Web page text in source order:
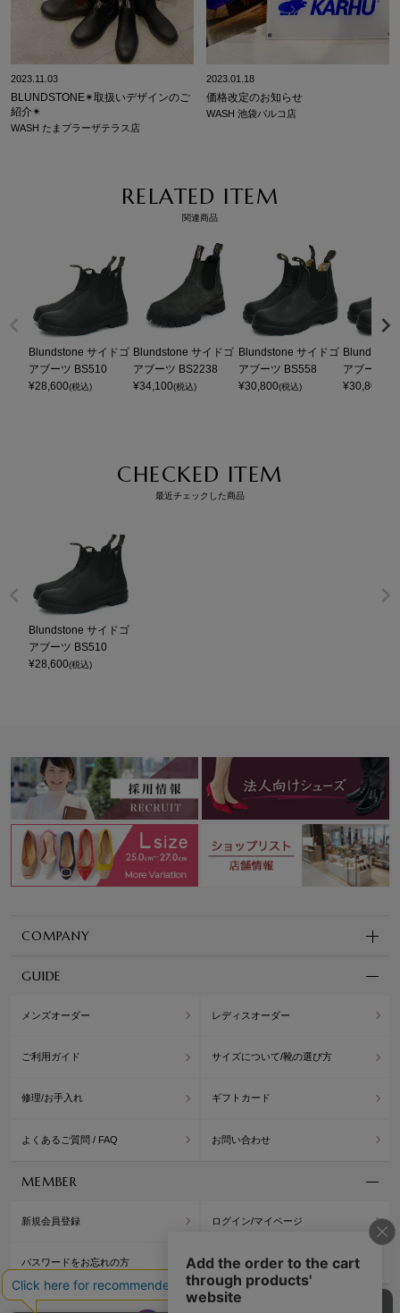
2023.11.03
BLUNDSTONE✴︎取扱いデザインのご
紹介✴︎
WASH たまプラーザテラス店
2023.01.18
価格改定のお知らせ
WASH 池袋パルコ店
RELATED ITEM
関連商品
Blundstone サイドゴ
アブーツ BS510
¥28,600(税込)
Blundstone サイドゴ
アブーツ BS2238
¥34,100(税込)
Blundstone サイドゴ
アブーツ BS558
¥30,800(税込)
アブーツ
¥30,800
CHECKED ITEM
最近チェックした商品
Blundstone サイドゴ
アブーツ BS510
¥28,600(税込)
COMPANY
GUIDE
メンズオーダー レディスオーダー
ご利用ガイド サイズについて/靴の選び方
修理/お手入れ ギフトカード
よくあるご質問 / FAQ お問い合わせ
MEMBER
新規会員登録 ログイン/マイページ
パスワードをお忘れの方 公式アプリ/ポイント